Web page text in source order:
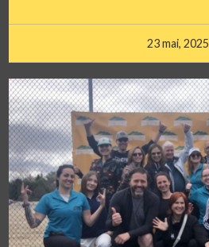
23 mai, 2025